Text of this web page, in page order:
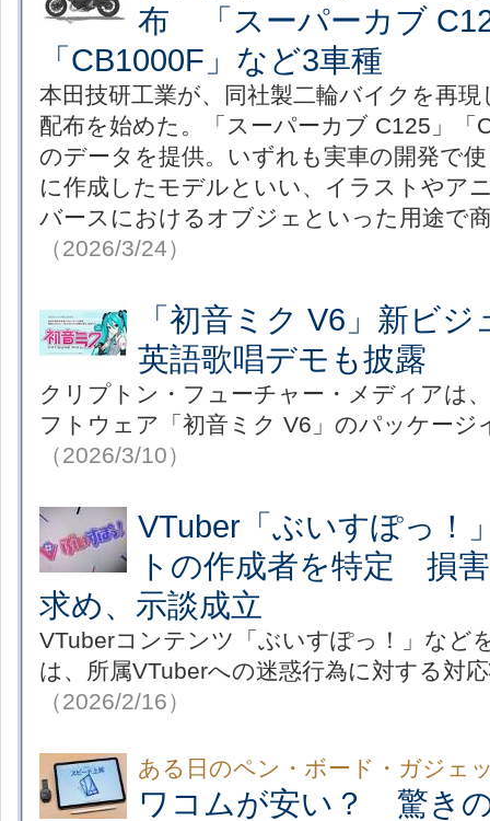
布 「スーパーカブ
「CB1000F」など3車種
本田技研工業が、同社製二輪バイクを再
配布を始めた。「スーパーカブ C125」「
のデータを提供。いずれも実車の開発で
に作成したモデルといい、イラストやア
バースにおけるオブジェといった用途で
（2026/3/24）
「初音ミク V6」新ビ
英語歌唱デモも披露
クリプトン・フューチャー・メディアは
フトウェア「初音ミク V6」のパッケージ
（2026/3/10）
VTuber「ぶいすぽっ！
トの作成者を特定 損
求め、示談成立
VTuberコンテンツ「ぶいすぽっ！」など
は、所属VTuberへの迷惑行為に対する対
（2026/2/16）
ある日のペン・ボード・ガジェ
ワコムが安い？ 驚き